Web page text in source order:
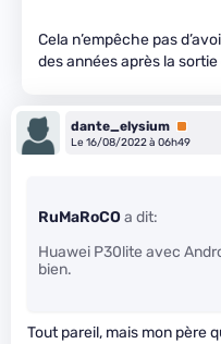
Cela n’empêche pas
des années après la
dante_elysium Premium
Le 16/08/2022 à 06h49
RuMaRoCOa dit:
Huawei P30lite avec
bien.
Tout pareil, mais mon père